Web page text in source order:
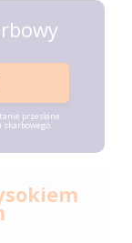
przesłane